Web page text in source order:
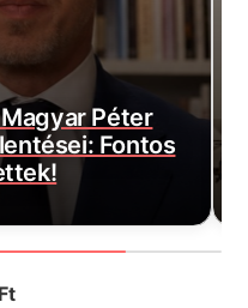
Péter
Fontos